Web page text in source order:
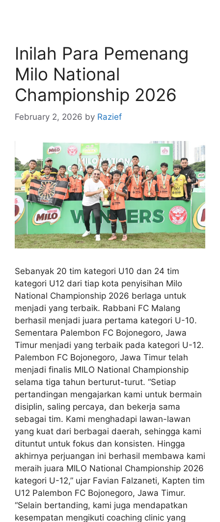
Inilah Para Pemenang
Milo National
Championship 2026
February 2, 2026 by Razief
Sebanyak 20 tim kategori U10 dan 24 tim
kategori U12 dari tiap kota penyisihan Milo
National Championship 2026 berlaga untuk
menjadi yang terbaik. Rabbani FC Malang
berhasil menjadi juara pertama kategori U-10.
Sementara Palembon FC Bojonegoro, Jawa
Timur menjadi yang terbaik pada kategori U-12.
Palembon FC Bojonegoro, Jawa Timur telah
menjadi finalis MILO National Championship
selama tiga tahun berturut-turut. “Setiap
pertandingan mengajarkan kami untuk bermain
disiplin, saling percaya, dan bekerja sama
sebagai tim. Kami menghadapi lawan-lawan
yang kuat dari berbagai daerah, sehingga kami
dituntut untuk fokus dan konsisten. Hingga
akhirnya perjuangan ini berhasil membawa kami
meraih juara MILO National Championship 2026
kategori U-12,” ujar Favian Falzaneti, Kapten tim
U12 Palembon FC Bojonegoro, Jawa Timur.
“Selain bertanding, kami juga mendapatkan
kesempatan mengikuti coaching clinic yang